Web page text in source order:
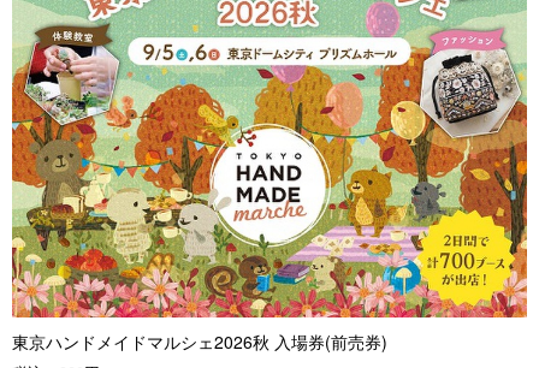
東京ハンドメイドマルシェ2026秋 入場券(前売券)